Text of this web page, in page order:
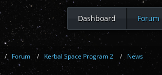
Dashboard Forum
Forum Kerbal Space Program 2 News